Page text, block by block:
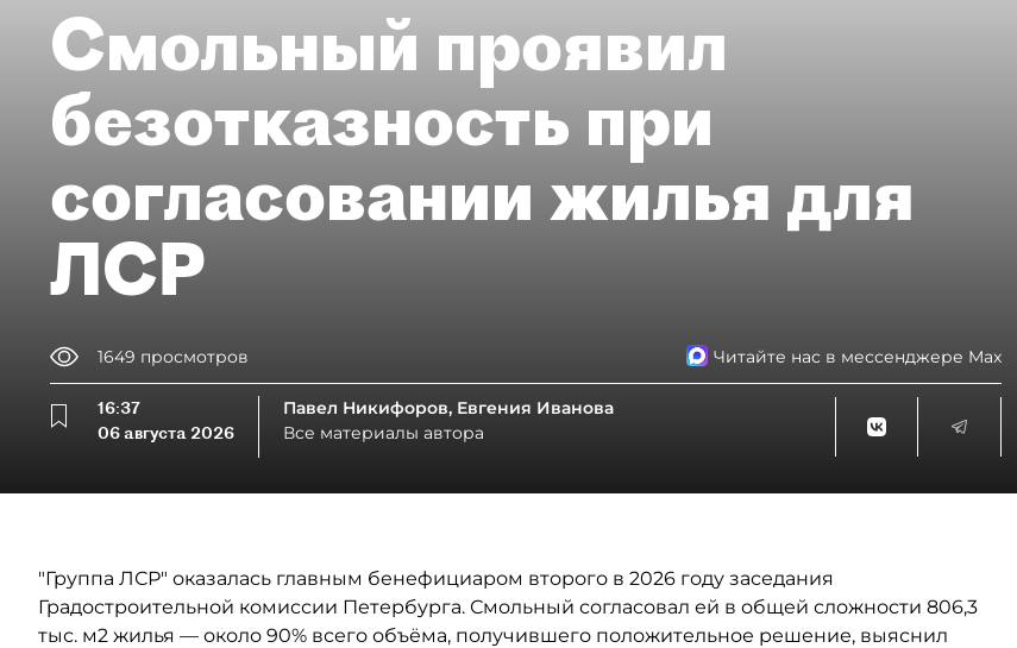
Смольный проявил
безотказность при
согласовании жилья для
ЛСР
1649 просмотров Читайте нас в мессенджере Max
16:37
06 августа 2026
Павел Никифоров, Евгения Иванова
Все материалы автора
"Группа ЛСР" оказалась главным бенефициаром второго в 2026 году заседания
Градостроительной комиссии Петербурга. Смольный согласовал ей в общей сложности 806,3
тыс. м2 жилья — около 90% всего объёма, получившего положительное решение, выяснил